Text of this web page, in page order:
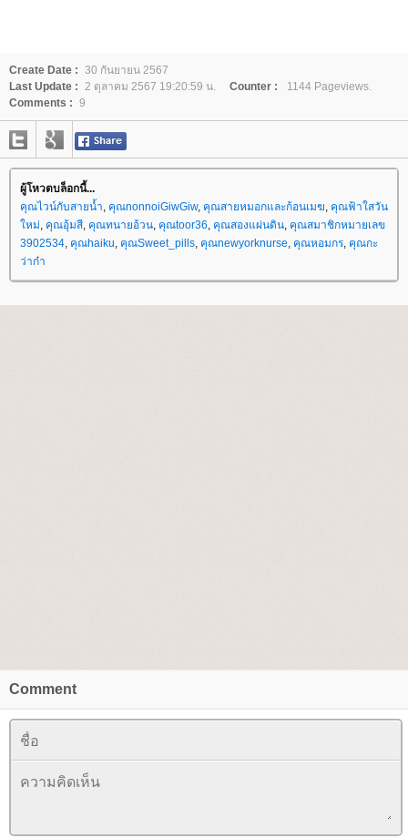
Create Date : 30 กันยายน 2567
Last Update : 2 ตุลาคม 2567 19:20:59 น. Counter :
1144 Pageviews.
Comments : 9
ผู้โหวตบล็อกนี้...
คุณไวน์กับสายน้ำ, คุณnonnoiGiwGiw, คุณสายหมอกและก้อนเมฆ, คุณฟ้าใสวัน
หม่, คุณอุ้มสี, คุณทนายอ้วน, คุณtoor36, คุณสองแผ่นดิน, คุณสมาชิกหมายเลข
3902534, คุณhaiku, คุณSweet_pills, คุณnewyorknurse, คุณหอมกร, คุณกะ
ว่าก๋า
Comment